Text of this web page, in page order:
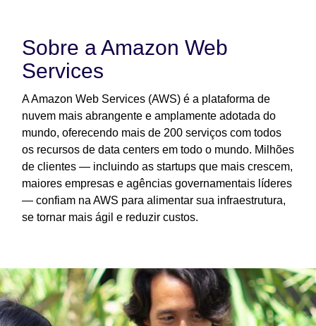
Sobre a Amazon Web
Services
A Amazon Web Services (AWS) é a plataforma de
nuvem mais abrangente e amplamente adotada do
mundo, oferecendo mais de 200 serviços com todos
os recursos de data centers em todo o mundo. Milhões
de clientes — incluindo as startups que mais crescem,
maiores empresas e agências governamentais líderes
— confiam na AWS para alimentar sua infraestrutura,
se tornar mais ágil e reduzir custos.